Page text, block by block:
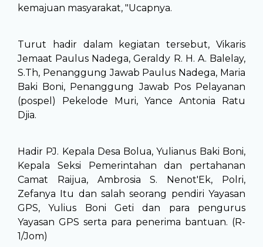
kemajuan masyarakat, "Ucapnya.
Turut hadir dalam kegiatan tersebut, Vikaris
Jemaat Paulus Nadega, Geraldy R. H. A. Balelay,
S.Th, Penanggung Jawab Paulus Nadega, Maria
Baki Boni, Penanggung Jawab Pos Pelayanan
(pospel) Pekelode Muri, Yance Antonia Ratu
Djia.
Hadir PJ. Kepala Desa Bolua, Yulianus Baki Boni,
Kepala Seksi Pemerintahan dan pertahanan
Camat Raijua, Ambrosia S. Nenot'Ek, Polri,
Zefanya Itu dan salah seorang pendiri Yayasan
GPS, Yulius Boni Geti dan para pengurus
Yayasan GPS serta para penerima bantuan. (R-
1/Jom)